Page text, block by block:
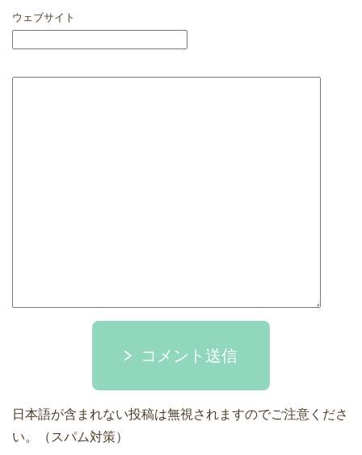
ウェブサイト
コメント送信
日本語が含まれない投稿は無視されますのでご注意くださ
い。（スパム対策）